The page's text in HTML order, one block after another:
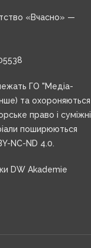
«Вчасно» —
ГО "Медіа-
та охороняються
право і суміжні
поширюються
NC-ND 4.0.
DW Akademie